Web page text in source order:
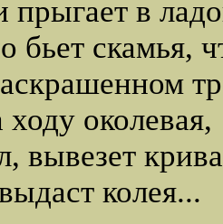
прыгает в
бьет скамья,
околевая,
вывезет
колея...